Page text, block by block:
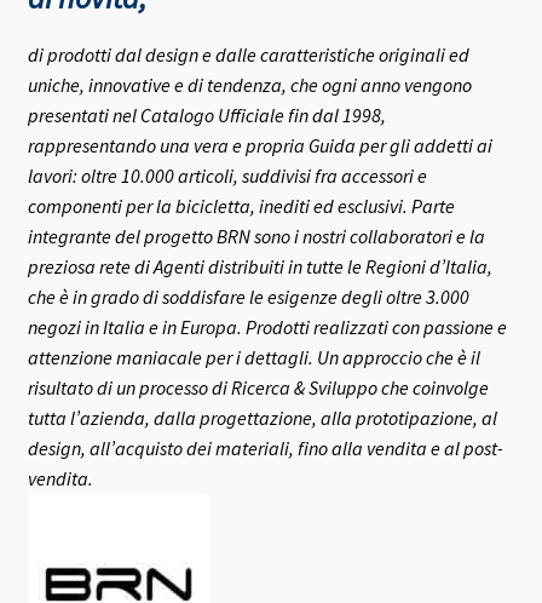
di prodotti dal design e dalle caratteristiche originali ed
uniche, innovative e di tendenza, che ogni anno vengono
presentati nel Catalogo Ufficiale fin dal 1998,
rappresentando una vera e propria Guida per gli addetti ai
lavori: oltre 10.000 articoli, suddivisi fra accessori e
componenti per la bicicletta, inediti ed esclusivi. Parte
integrante del progetto BRN sono i nostri collaboratori e la
preziosa rete di Agenti distribuiti in tutte le Regioni d’Italia,
che è in grado di soddisfare le esigenze degli oltre 3.000
negozi in Italia e in Europa. Prodotti realizzati con passione e
attenzione maniacale per i dettagli. Un approccio che è il
risultato di un processo di Ricerca & Sviluppo che coinvolge
tutta l’azienda, dalla progettazione, alla prototipazione, al
design, all’acquisto dei materiali, fino alla vendita e al post-
vendita.